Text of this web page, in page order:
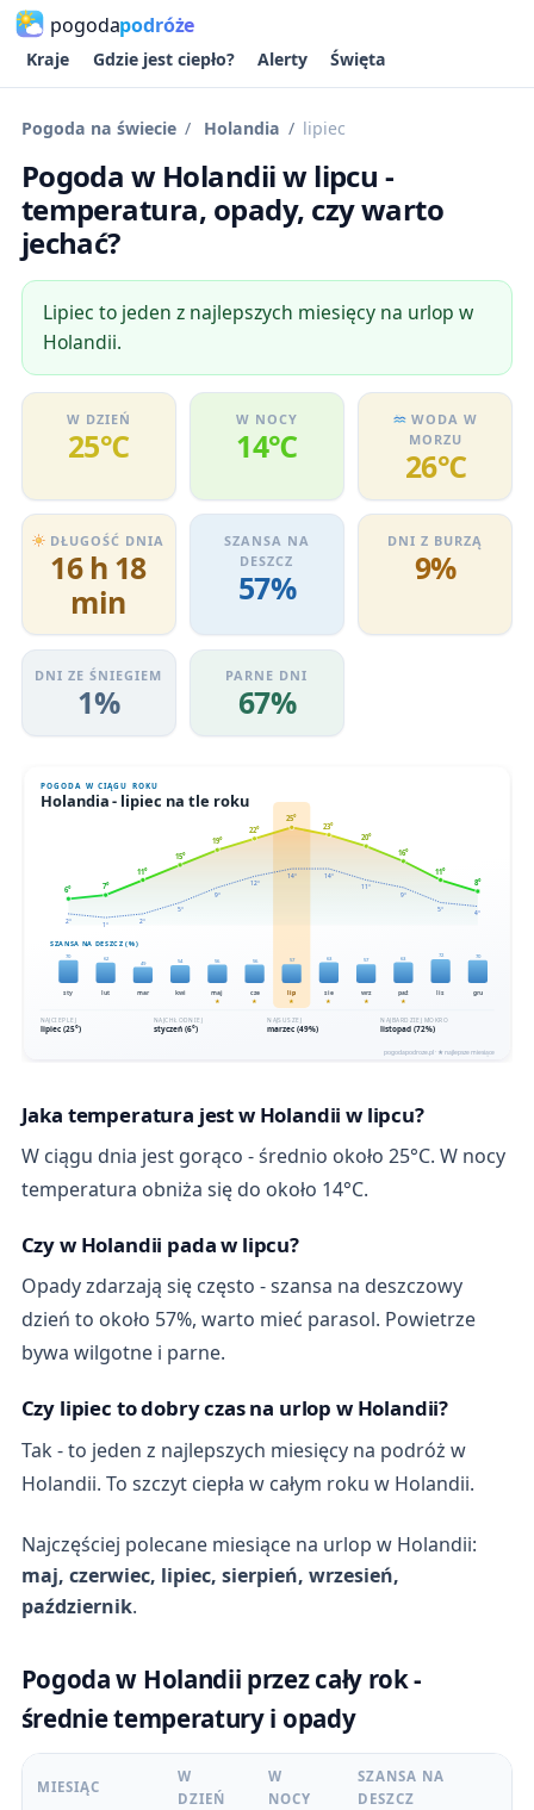
pogodapodróże
Kraje Gdzie jest ciepło? Alerty Święta
Pogoda na świecie Holandia lipiec
Pogoda w Holandii w lipcu -
temperatura, opady, czy warto
jechać?
Lipiec to jeden z najlepszych miesięcy na urlop w
Holandii.
W DZIEŃ
25℃
W NOCY
14℃
WODA W
MORZU
26℃
DŁUGOŚĆ DNIA
16 h 18
min
SZANSA NA
DESZCZ
57%
DNI Z BURZĄ
9%
DNI ZE ŚNIEGIEM
1%
PARNE DNI
67%
Jaka temperatura jest w Holandii w lipcu?
W ciągu dnia jest gorąco - średnio około 25°C. W nocy
temperatura obniża się do około 14°C.
Czy w Holandii pada w lipcu?
Opady zdarzają się często - szansa na deszczowy
dzień to około 57%, warto mieć parasol. Powietrze
bywa wilgotne i parne.
Czy lipiec to dobry czas na urlop w Holandii?
Tak - to jeden z najlepszych miesięcy na podróż w
Holandii. To szczyt ciepła w całym roku w Holandii.
Najczęściej polecane miesiące na urlop w Holandii:
maj, czerwiec, lipiec, sierpień, wrzesień,
październik.
Pogoda w Holandii przez cały rok -
średnie temperatury i opady
MIESIĄC
W
DZIEŃ
W
NOCY
SZANSA NA
DESZCZ